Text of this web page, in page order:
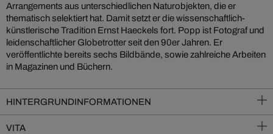
Arrangements aus unterschiedlichen Naturobjekten, die er
thematisch selektiert hat. Damit setzt er die wissenschaftlich-
künstlerische Tradition Ernst Haeckels fort. Popp ist Fotograf und
leidenschaftlicher Globetrotter seit den 90er Jahren. Er
veröffentlichte bereits sechs Bildbände, sowie zahlreiche Arbeiten
in Magazinen und Büchern.
HINTERGRUNDINFORMATIONEN
VITA